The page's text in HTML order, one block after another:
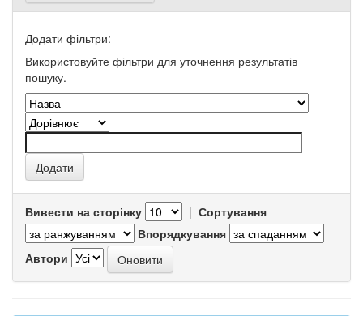
Додати фільтри:
Використовуйте фільтри для уточнення результатів
пошуку.
Вивести на сторінку | Сортування
Впорядкування
Автори